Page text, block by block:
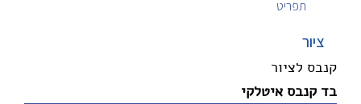
תפריט
ציור
קנבס לציור
בד קנבס איטלקי